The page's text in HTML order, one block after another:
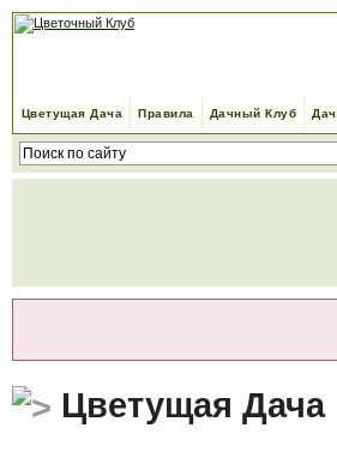
Цветущая Дача Правила Дачный Клуб
Цветущая Дача